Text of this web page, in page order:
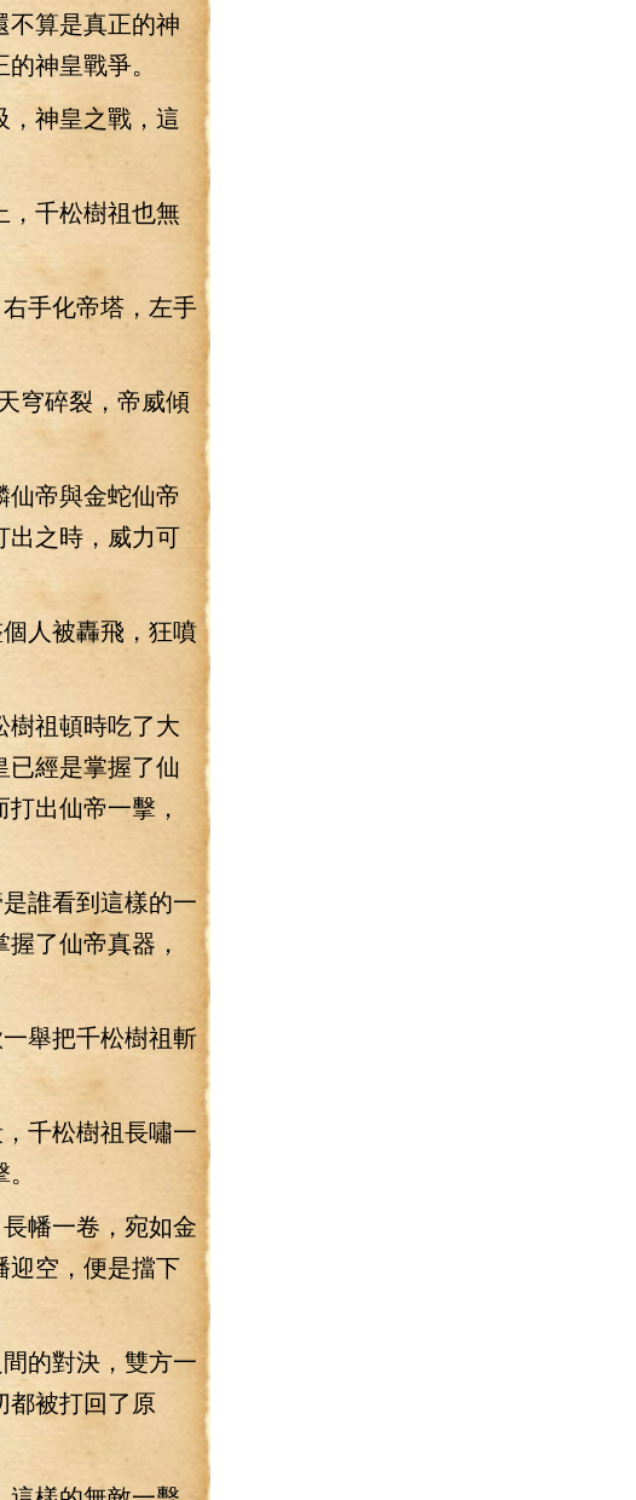
算是真正的神
神皇戰爭。
神皇之戰，這
千松樹祖也無
手化帝塔，左手
穹碎裂，帝威傾
帝與金蛇仙帝
出之時，威力可
人被轟飛，狂噴
祖頓時吃了大
已經是掌握了仙
出仙帝一擊，
誰看到這樣的一
了仙帝真器，
舉把千松樹祖斬
千松樹祖長嘯一
幡一卷，宛如金
迎空，便是擋下
對決，雙方一
都被打回了原